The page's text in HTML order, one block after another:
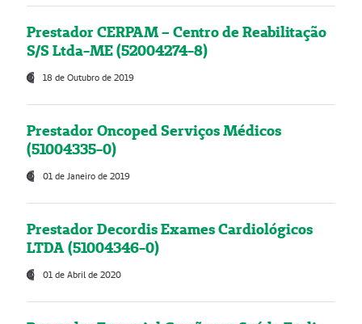
Prestador CERPAM – Centro de Reabilitação
S/S Ltda-ME (52004274-8)
18 de Outubro de 2019
Prestador Oncoped Serviços Médicos
(51004335-0)
01 de Janeiro de 2019
Prestador Decordis Exames Cardiológicos
LTDA (51004346-0)
01 de Abril de 2020